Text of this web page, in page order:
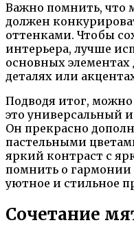
Важно помнить, что
должен
оттенками. Чтобы
интерьера, лучше
основных элементах
деталях или
Подводя итог,
это универсальный
Он прекрасно
пастельными
яркий контраст с
помнить о гармонии
уютное и стильное
Сочетание